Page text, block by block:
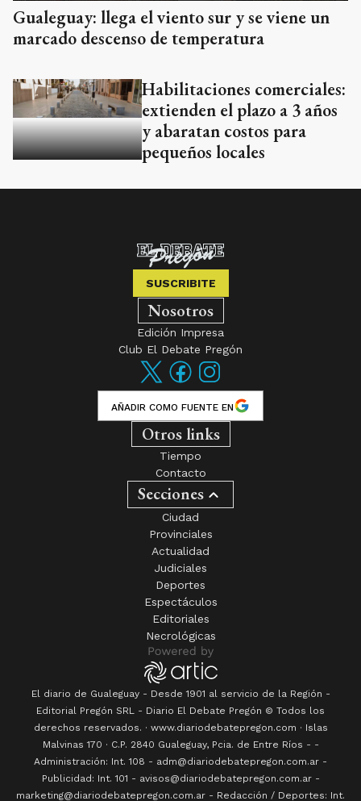
Gualeguay: llega el viento sur y se viene un
marcado descenso de temperatura
Habilitaciones comerciales:
extienden el plazo a 3 años
y abaratan costos para
pequeños locales
SUSCRIBITE
Nosotros
Edición Impresa
Club El Debate Pregón
AÑADIR COMO FUENTE EN
Otros links
Tiempo
Contacto
Secciones
Ciudad
Provinciales
Actualidad
Judiciales
Deportes
Espectáculos
Editoriales
Necrológicas
El diario de Gualeguay - Desde 1901 al servicio de la Región -
Editorial Pregón SRL - Diario El Debate Pregón © Todos los
derechos reservados. · www.diariodebatepregon.com · Islas
Malvinas 170 · C.P. 2840 Gualeguay, Pcia. de Entre Ríos - -
Administración: Int. 108 - adm@diariodebatepregon.com.ar -
Publicidad: Int. 101 - avisos@diariodebatepregon.com.ar -
marketing@diariodebatepregon.com.ar - Redacción / Deportes: Int.